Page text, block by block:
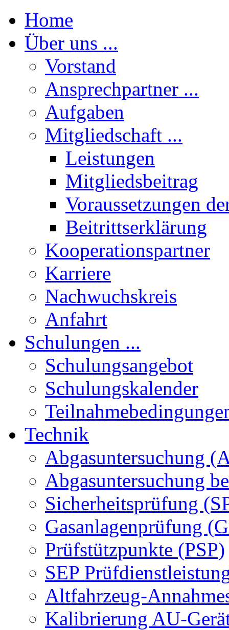
Home
Über uns ...
Vorstand
Ansprechpartner ...
Aufgaben
Mitgliedschaft ...
Leistungen
Mitgliedsbeitrag
Voraussetzungen
Beitrittserklärung
Kooperationspartner
Karriere
Nachwuchskreis
Anfahrt
Schulungen ...
Schulungsangebot
Schulungskalender
Technik
Abgasuntersuchung
Abgasuntersuchung
Sicherheitsprüfung
Gasanlagenprüfung
Prüfstützpunkte (PSP)
SEP
Altfahrzeug-
Kalibrierung AU-